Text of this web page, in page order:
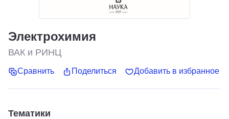
Электрохимия
ВАК и РИНЦ
Сравнить Поделиться Добавить в избранное
Тематики